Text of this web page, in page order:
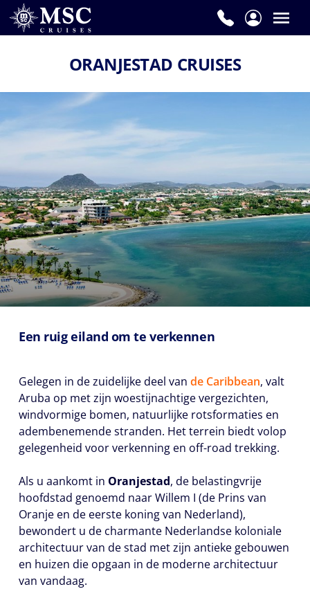
ORANJESTAD CRUISES
Een ruig eiland om te verkennen
Gelegen in de zuidelijke deel van de Caribbean, valt
Aruba op met zijn woestijnachtige vergezichten,
windvormige bomen, natuurlijke rotsformaties en
adembenemende stranden. Het terrein biedt volop
gelegenheid voor verkenning en off-road trekking.
Als u aankomt in Oranjestad, de belastingvrije
hoofdstad genoemd naar Willem I (de Prins van
Oranje en de eerste koning van Nederland),
bewondert u de charmante Nederlandse koloniale
architectuur van de stad met zijn antieke gebouwen
en huizen die opgaan in de moderne architectuur
van vandaag.